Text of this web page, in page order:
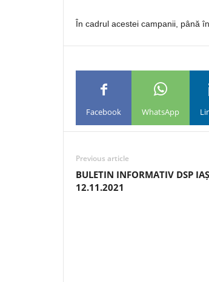
În cadrul acestei campanii, până
Facebook WhatsApp
Previous article
BULETIN INFORMATIV DSP
12.11.2021